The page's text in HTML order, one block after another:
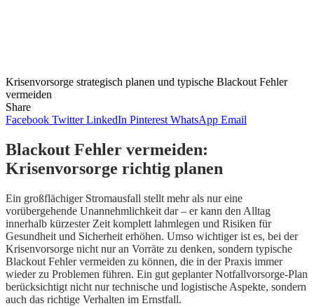
Krisenvorsorge strategisch planen und typische Blackout Fehler
vermeiden
Share
Facebook Twitter LinkedIn Pinterest WhatsApp Email
Blackout Fehler vermeiden:
Krisenvorsorge richtig planen
Ein großflächiger Stromausfall stellt mehr als nur eine
vorübergehende Unannehmlichkeit dar – er kann den Alltag
innerhalb kürzester Zeit komplett lahmlegen und Risiken für
Gesundheit und Sicherheit erhöhen. Umso wichtiger ist es, bei der
Krisenvorsorge nicht nur an Vorräte zu denken, sondern typische
Blackout Fehler vermeiden zu können, die in der Praxis immer
wieder zu Problemen führen. Ein gut geplanter Notfallvorsorge-Plan
berücksichtigt nicht nur technische und logistische Aspekte, sondern
auch das richtige Verhalten im Ernstfall.